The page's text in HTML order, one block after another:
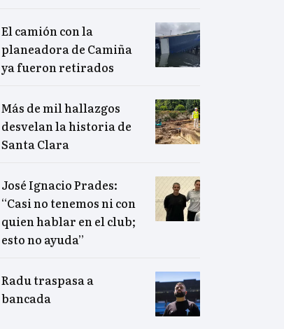
El camión con la
planeadora de Camiña
ya fueron retirados
Más de mil hallazgos
desvelan la historia de
Santa Clara
José Ignacio Prades:
“Casi no tenemos ni con
quien hablar en el club;
esto no ayuda”
Radu traspasa a
bancada